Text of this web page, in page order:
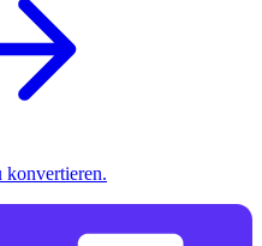
konvertieren.